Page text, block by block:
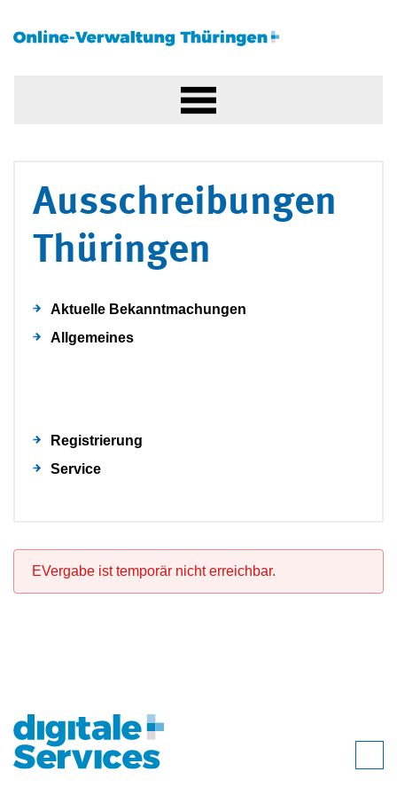
Ausschreibungen
Thüringen
Aktuelle Bekanntmachungen
Allgemeines
Registrierung
Service
EVergabe ist temporär nicht erreichbar.